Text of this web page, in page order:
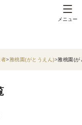
メニュー
者 雅桃園(がとうえん) 雅桃園(が